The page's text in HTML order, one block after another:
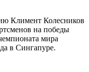
Климент Колесников
на победы
мира
в Сингапуре.